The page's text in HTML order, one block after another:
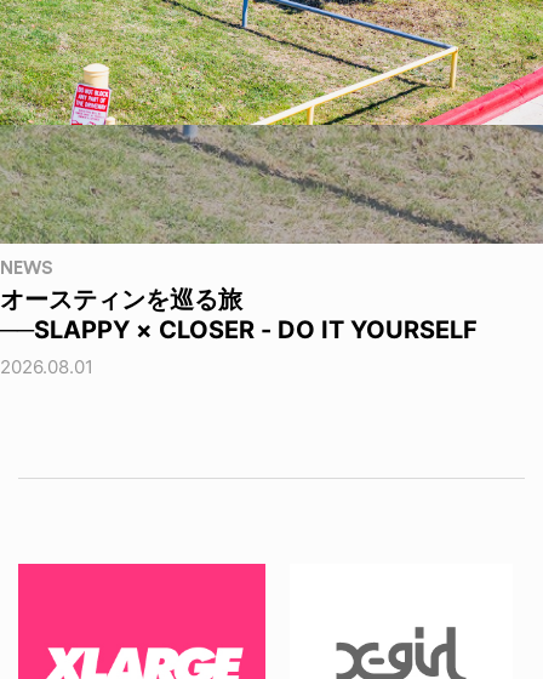
NEWS
オースティンを巡る旅
──SLAPPY × CLOSER - DO IT YOURSELF
2026.08.01